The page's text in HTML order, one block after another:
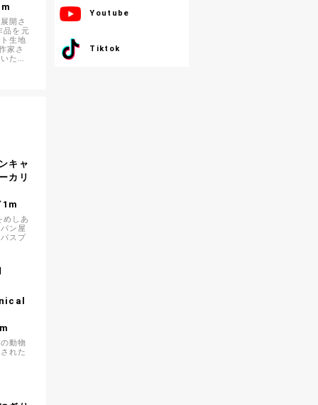
開さ
品を元
生地
家さ
ただ
キャ
カリ
1m
めしあ
ン屋
スプ
動物
れた
Youtube
Tiktok